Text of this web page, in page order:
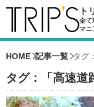
ト
全て
マニ
HOME 記事一覧 タグ
タグ：「高速道